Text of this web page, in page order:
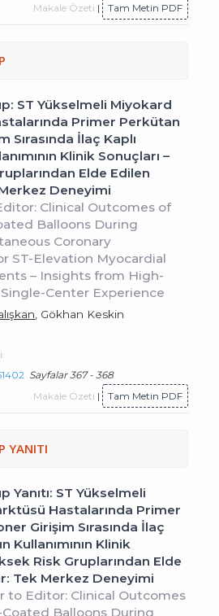
Makale Özeti | Tam Metin PDF
ST Yükselmeli Miyokard
Primer Perkütan
Sırasında İlaç Kaplı
Klinik Sonuçları –
Elde Edilen
Deneyimi
Clinical Outcomes of
Balloons During
Coronary
ST-Elevation Myocardial
– Insights from High-
Single-Center Experience
, Gökhan Keskin
Sayfalar 367 - 368
Makale Özeti | Tam Metin PDF
YANITI
Yanıtı: ST Yükselmeli
Hastalarında Primer
Girişim Sırasında İlaç
Kullanımının Klinik
Risk Gruplarından Elde
Tek Merkez Deneyimi
to Editor: Clinical Outcomes
Balloons During